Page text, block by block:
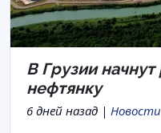
В Грузии
нефтянку
6 дней назад | Новости